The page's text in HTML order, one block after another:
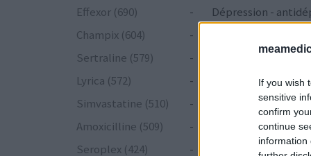
If you wish
sensitive
confirm
continue
information
Effexor (690)
-
Dépression -
Champix (604)
-
Sertraline (579)
-
Dépression -
Lyrica (572)
-
Simvastatine (510)
-
Cholestérol
Amoxicilline (509)
-
Antibiotiques -
Seroplex (424)
-
Dépression -